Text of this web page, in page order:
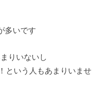
多いです
りいないし
という人もあまりいませ